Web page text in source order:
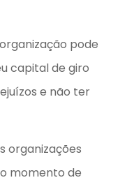
pode
capital de giro
e não ter
organizações
momento de